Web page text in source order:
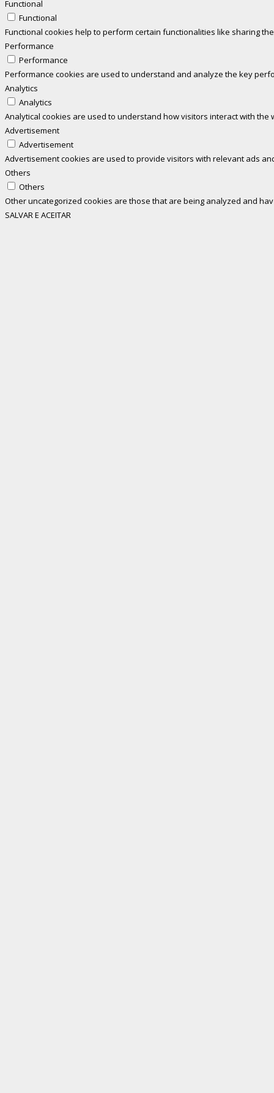
Functional
Functional
Functional cookies help to perform certain functionalities like sharing
Performance
Performance
Performance cookies are used to understand and analyze the key
Analytics
Analytics
Analytical cookies are used to understand how visitors interact with
Advertisement
Advertisement
Advertisement cookies are used to provide visitors with relevant ads
Others
Others
Other uncategorized cookies are those that are being analyzed and
SALVAR E ACEITAR